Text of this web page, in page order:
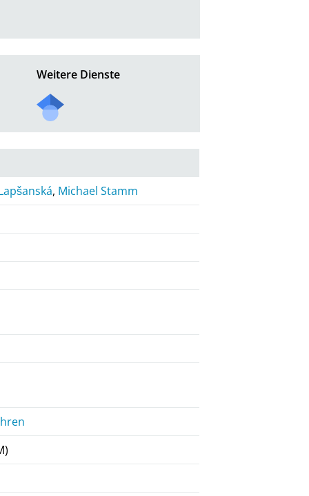
Weitere Dienste
, Michael Stamm